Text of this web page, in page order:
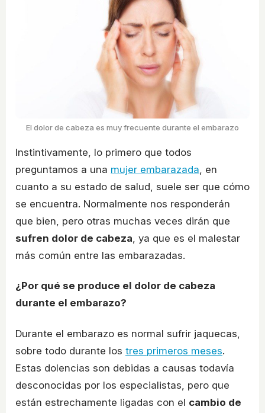
El dolor de cabeza es muy frecuente durante el embarazo
Instintivamente, lo primero que todos
preguntamos a una mujer embarazada , en
cuanto a su estado de salud, suele ser que cómo
se encuentra. Normalmente nos responderán
que bien, pero otras muchas veces dirán que
sufren dolor de cabeza , ya que es el malestar
más común entre las embarazadas.
¿Por qué se produce el dolor de cabeza
durante el embarazo?
Durante el embarazo es normal sufrir jaquecas,
sobre todo durante los tres primeros meses.
Estas dolencias son debidas a causas todavía
desconocidas por los especialistas, pero que
están estrechamente ligadas con el cambio de